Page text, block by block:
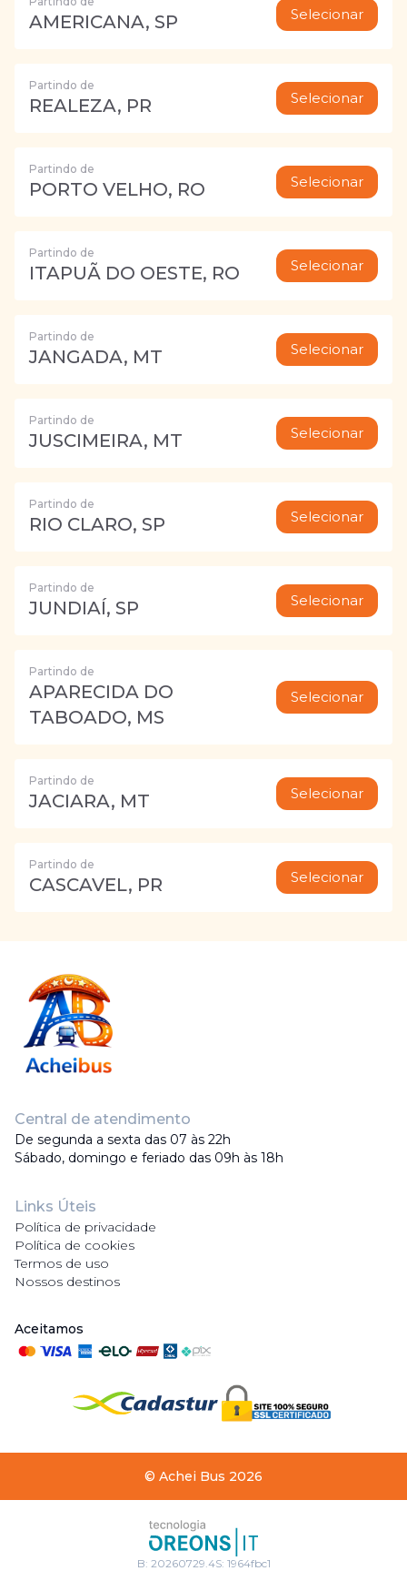
AMERICANA, SP Selecionar
Partindo de
REALEZA, PR Selecionar
Partindo de
PORTO VELHO, RO Selecionar
Partindo de
ITAPUÃ DO OESTE, RO Selecionar
Partindo de
JANGADA, MT Selecionar
Partindo de
JUSCIMEIRA, MT Selecionar
Partindo de
RIO CLARO, SP Selecionar
Partindo de
JUNDIAÍ, SP Selecionar
Partindo de
APARECIDA DO
TABOADO, MS
Selecionar
Partindo de
JACIARA, MT Selecionar
Partindo de
CASCAVEL, PR Selecionar
Central de atendimento
De segunda a sexta das 07 às 22h
Sábado, domingo e feriado das 09h às 18h
Links Úteis
Política de privacidade
Política de cookies
Termos de uso
Nossos destinos
Aceitamos
© Achei Bus 2026
B: 20260729.4S: 1964fbc1